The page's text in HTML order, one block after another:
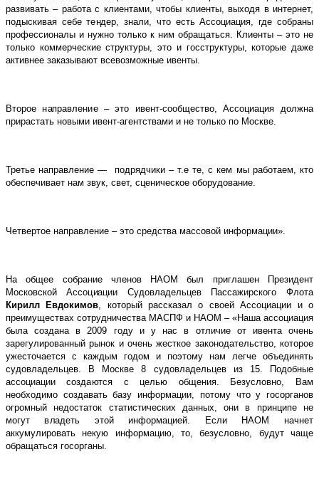
развивать – работа с клиентами, чтобы клиенты, выходя в интернет,
подыскивая себе тендер, знали, что есть Ассоциация, где собраны
профессионалы и нужно только к ним обращаться. Клиенты – это не
только коммерческие структуры, это и госструктуры, которые даже
активнее заказывают всевозможные ивенты.
Второе направление – это ивент-сообщество, Ассоциация должна
прирастать новыми ивент-агентствами и не только по Москве.
Третье направление — подрядчики – т.е те, с кем мы работаем, кто
обеспечивает нам звук, свет, сценическое оборудование.
Четвертое направление – это средства массовой информации».
На общее собрание членов НАОМ был приглашен Президент
Московской Ассоциации Судовладельцев Пассажирского Флота
Кирилл Евдокимов, который рассказал о своей Ассоциации и о
преимуществах сотрудничества МАСПФ и НАОМ – «Наша ассоциация
была создана в 2009 году и у нас в отличие от ивента очень
зарегулированный рынок и очень жесткое законодательство, которое
ужесточается с каждым годом и поэтому нам легче объединять
судовладельцев. В Москве 8 судовладельцев из 15. Подобные
ассоциации создаются с целью общения. Безусловно, Вам
необходимо создавать базу информации, потому что у госорганов
огромный недостаток статистических данных, они в принципе не
могут владеть этой информацией. Если НАОМ начнет
аккумулировать некую информацию, то, безусловно, будут чаще
обращаться госорганы.